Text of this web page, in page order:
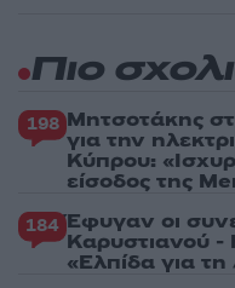
Πιο
198 Μητσοτάκης
για την
Κύπρου:
είσοδος της
184 Έφυγαν οι
Καρυστιανού -
«Ελπίδα για